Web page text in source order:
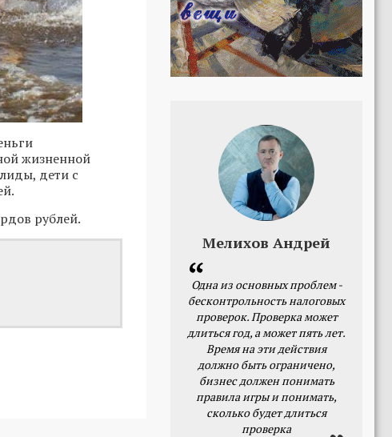
жизненной
дети с
рублей.
Мелихов Андрей
Одна из основных проблем -
бесконтрольность налоговых
проверок. Проверка может
длиться год, а может пять лет.
Время на эти действия
должно быть ограничено,
бизнес должен понимать
правила игры и понимать,
сколько будет длиться
проверка